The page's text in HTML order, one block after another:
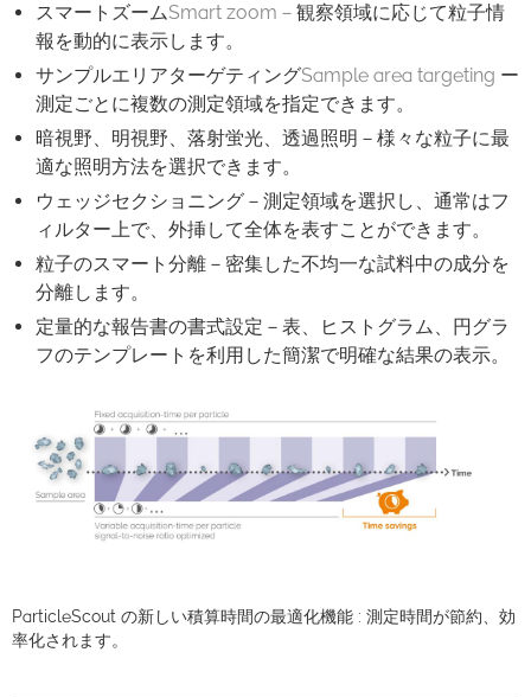
スマートズームSmart zoom－ 観察領域に応じて粒子情
報を動的に表示します。
サンプルエリアターゲティングSample area targeting ー
測定ごとに複数の測定領域を指定できます。
暗視野、明視野、落射蛍光、透過照明－様々な粒子に最
適な照明方法を選択できます。
ウェッジセクショニング－測定領域を選択し、通常はフ
ィルター上で、外挿して全体を表すことができます。
粒子のスマート分離－密集した不均一な試料中の成分を
分離します。
定量的な報告書の書式設定－表、ヒストグラム、円グラ
フのテンプレートを利用した簡潔で明確な結果の表示。
ParticleScout の新しい積算時間の最適化機能 : 測定時間が節約、効
率化されます。